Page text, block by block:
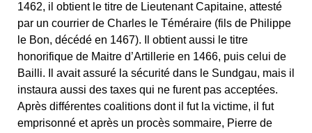
1462, il obtient le titre de Lieutenant Capitaine, attesté
par un courrier de Charles le Téméraire (fils de Philippe
le Bon, décédé en 1467). Il obtient aussi le titre
honorifique de Maitre d’Artillerie en 1466, puis celui de
Bailli. Il avait assuré la sécurité dans le Sundgau, mais il
instaura aussi des taxes qui ne furent pas acceptées.
Après différentes coalitions dont il fut la victime, il fut
emprisonné et après un procès sommaire, Pierre de